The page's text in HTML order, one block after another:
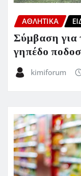
ΑΘΛΗΤΙΚΑ
Σύμβαση για
γηπέδο
kimiforum